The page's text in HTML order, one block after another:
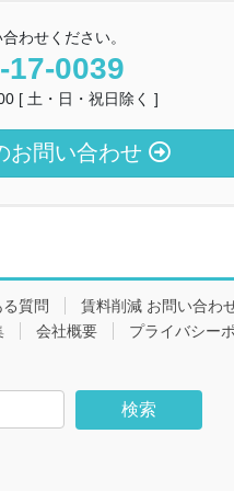
わせください。
17-0039
[ 土・日・祝日除く ]
お問い合わせ
質問 賃料削減 お問い合わ
会社概要 プライバシー